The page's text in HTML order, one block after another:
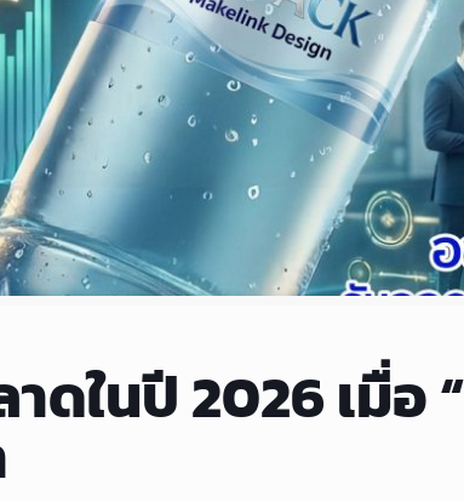
ดในปี 2026 เมื่